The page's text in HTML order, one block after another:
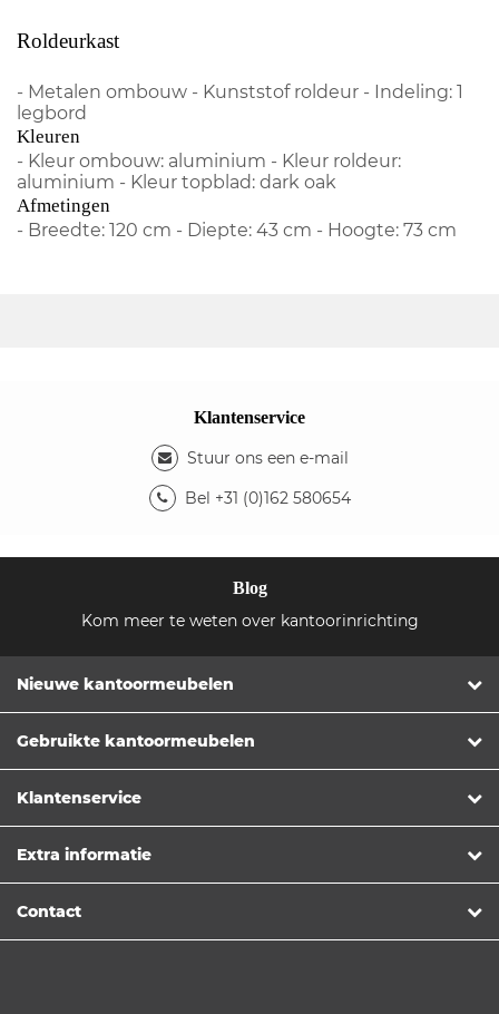
Roldeurkast
- Metalen ombouw - Kunststof roldeur - Indeling: 1
legbord
Kleuren
- Kleur ombouw: aluminium - Kleur roldeur:
aluminium - Kleur topblad: dark oak
Afmetingen
- Breedte: 120 cm - Diepte: 43 cm - Hoogte: 73 cm
Klantenservice
Stuur ons een e-mail
Bel +31 (0)162 580654
Blog
Kom meer te weten over kantoorinrichting
Nieuwe kantoormeubelen
Gebruikte kantoormeubelen
Klantenservice
Extra informatie
Contact